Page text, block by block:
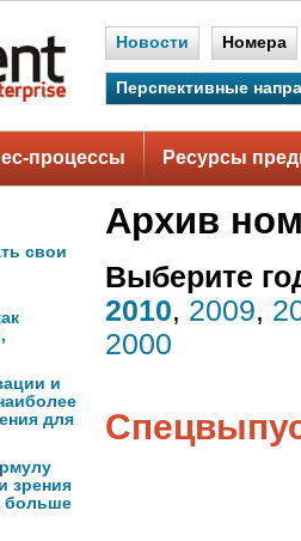
Новости Номера
Перспективные
процессы Ресурсы
свои
и
для
зрения
больше
Архив
Выберите
2010, 2009,
2000